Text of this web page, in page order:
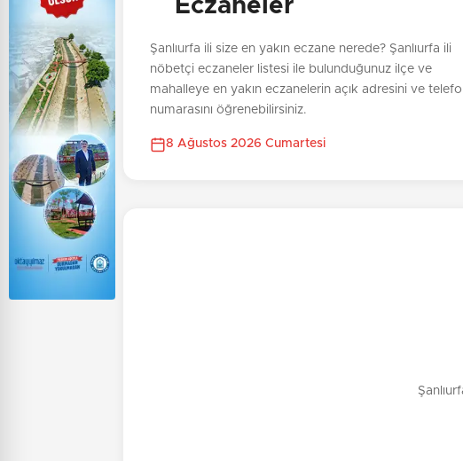
Eczaneler
Şanlıurfa ili size en yakın eczane nerede? Şanlıurfa ili
nöbetçi eczaneler listesi ile bulunduğunuz ilçe ve
mahalleye en yakın eczanelerin açık adresini ve
numarasını öğrenebilirsiniz.
8 Ağustos 2026 Cumartesi